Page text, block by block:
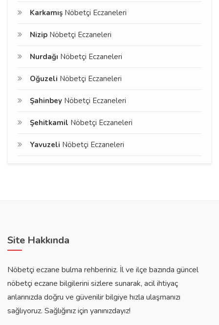
Karkamış Nöbetçi Eczaneleri
Nizip Nöbetçi Eczaneleri
Nurdağı Nöbetçi Eczaneleri
Oğuzeli Nöbetçi Eczaneleri
Şahinbey Nöbetçi Eczaneleri
Şehitkamil Nöbetçi Eczaneleri
Yavuzeli Nöbetçi Eczaneleri
Site Hakkında
Nöbetçi eczane bulma rehberiniz. İl ve ilçe bazında güncel
nöbetçi eczane bilgilerini sizlere sunarak, acil ihtiyaç
anlarınızda doğru ve güvenilir bilgiye hızla ulaşmanızı
sağlıyoruz. Sağlığınız için yanınızdayız!